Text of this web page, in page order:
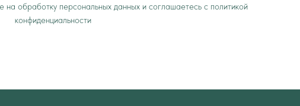
на обработку персональных данных и соглашаетесь c политикой
конфиденциальности